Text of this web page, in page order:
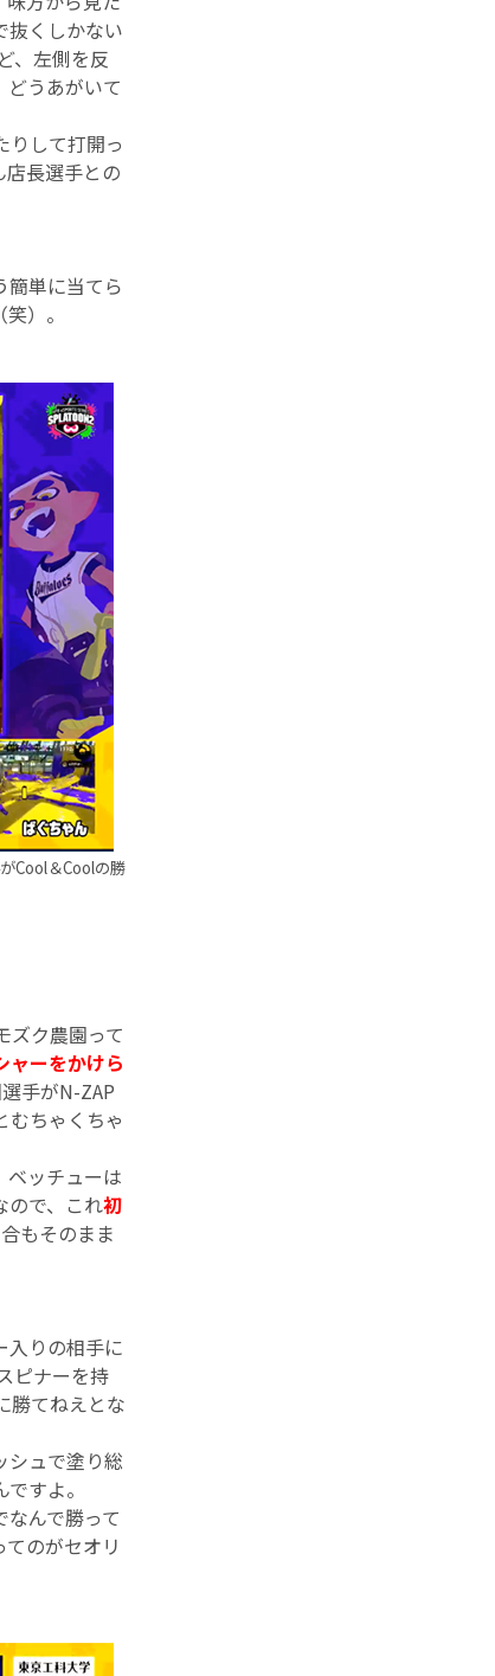
抜くしかない
、左側を反
うあがいて
して打開っ
長選手との
簡単に当てら
）。
Cool＆Coolの勝
ズク農園って
ャーをかけら
手がN-ZAP
むちゃくちゃ
ッチューは
ので、これ初
もそのまま
入りの相手に
ピナーを持
勝てねえとな
シュで塗り総
ですよ。
んで勝って
のがセオリ